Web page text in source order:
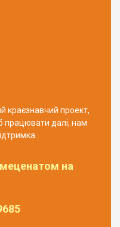
краєзнавчий проект,
працювати далі, нам
на